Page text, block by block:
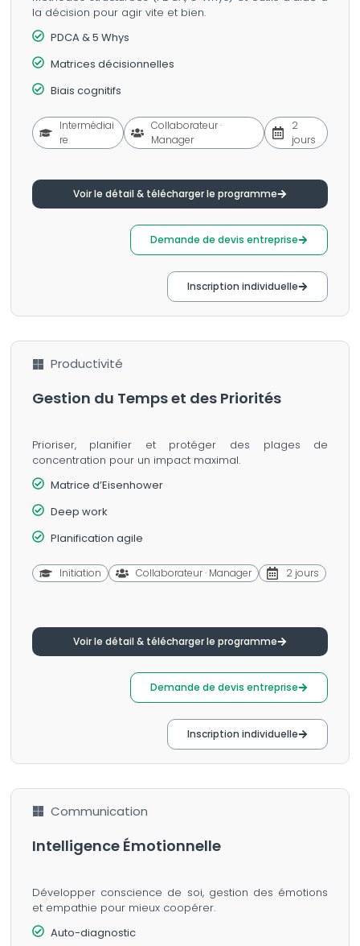
la décision pour agir vite et bien.
PDCA & 5 Whys
Matrices décisionnelles
Biais cognitifs
Intermédiai
re
Collaborateur ·
Manager
2
jours
Voir le détail & télécharger le programme
Demande de devis entreprise
Inscription individuelle
Productivité
Gestion du Temps et des Priorités
Prioriser, planifier et protéger des plages de
concentration pour un impact maximal.
Matrice d’Eisenhower
Deep work
Planification agile
Initiation Collaborateur · Manager 2 jours
Voir le détail & télécharger le programme
Demande de devis entreprise
Inscription individuelle
Communication
Intelligence Émotionnelle
Développer conscience de soi, gestion des émotions
et empathie pour mieux coopérer.
Auto-diagnostic